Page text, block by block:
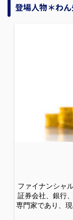
登場人物＊わ
ファイナンシャ
証券会社、銀行
専門家であり、